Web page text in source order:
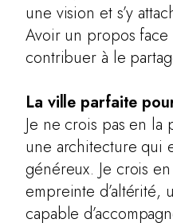
une vision et s’y
Avoir un propos
contribuer à le
La ville parfaite
Je ne crois pas en
une architecture qui
généreux. Je crois
empreinte d’altérité,
capable